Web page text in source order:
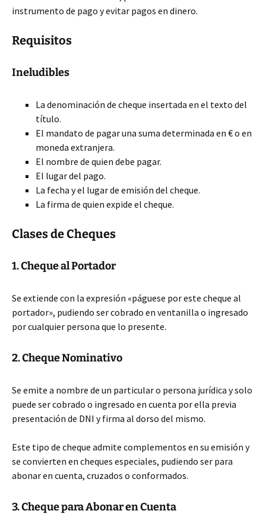
instrumento de pago y evitar pagos en dinero.
Requisitos
Ineludibles
La denominación de cheque insertada en el texto del
título.
El mandato de pagar una suma determinada en € o en
moneda extranjera.
El nombre de quien debe pagar.
El lugar del pago.
La fecha y el lugar de emisión del cheque.
La firma de quien expide el cheque.
Clases de Cheques
1. Cheque al Portador
Se extiende con la expresión «páguese por este cheque al
portador», pudiendo ser cobrado en ventanilla o ingresado
por cualquier persona que lo presente.
2. Cheque Nominativo
Se emite a nombre de un particular o persona jurídica y solo
puede ser cobrado o ingresado en cuenta por ella previa
presentación de DNI y firma al dorso del mismo.
Este tipo de cheque admite complementos en su emisión y
se convierten en cheques especiales, pudiendo ser para
abonar en cuenta, cruzados o conformados.
3. Cheque para Abonar en Cuenta